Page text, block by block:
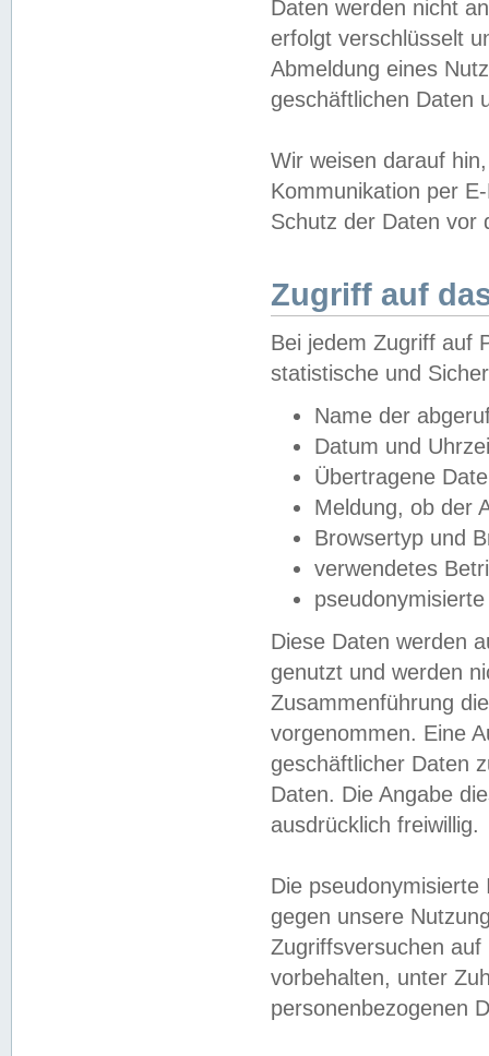
Daten werden nicht
erfolgt verschlüsselt
Abmeldung eines
geschäftlichen Daten
Wir weisen darauf
Kommunikation per
Schutz der Daten vor
Zugriff auf
Bei jedem Zugriff auf
statistische und
Name der
Datum und
Übertragene
Meldung, ob der
Browsertyp und
verwendetes
Diese Daten werden
genutzt und werden
Zusammenführung
vorgenommen. Eine
geschäftlicher Daten
Daten. Die Angabe
ausdrücklich freiwillig.
Die
gegen unsere
Zugriffsversuchen
vorbehalten, unter
personenbezogenen